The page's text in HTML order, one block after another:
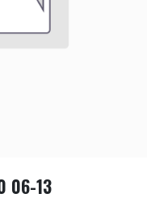
06-13